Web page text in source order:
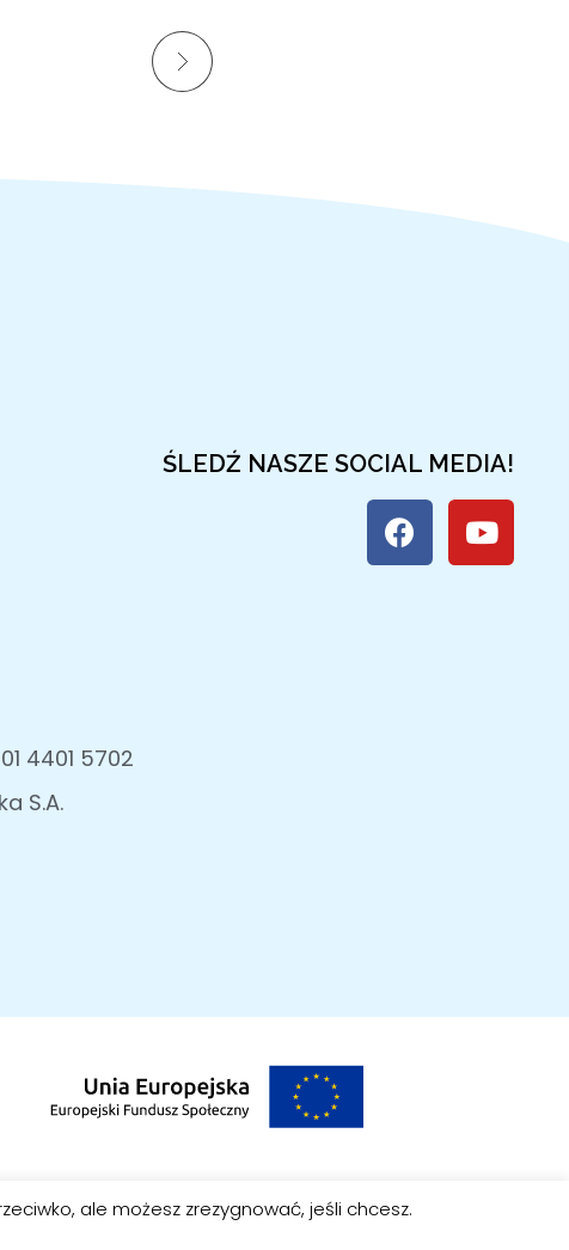
ŚLEDŹ NASZE SOCIAL MEDIA!
4401 5702
S.A.
prawa zastrzeżone.
ale możesz zrezygnować, jeśli chcesz.